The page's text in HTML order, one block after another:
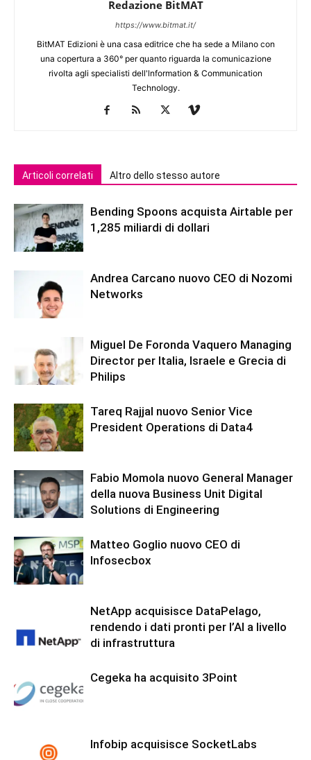
Redazione BitMAT
https://www.bitmat.it/
BitMAT Edizioni è una casa editrice che ha sede a Milano con
una copertura a 360° per quanto riguarda la comunicazione
rivolta agli specialisti dell'lnformation & Communication
Technology.
Articoli correlati Altro dello stesso autore
Bending Spoons acquista Airtable per
1,285 miliardi di dollari
Andrea Carcano nuovo CEO di Nozomi
Networks
Miguel De Foronda Vaquero Managing
Director per Italia, Israele e Grecia di
Philips
Tareq Rajjal nuovo Senior Vice
President Operations di Data4
Fabio Momola nuovo General Manager
della nuova Business Unit Digital
Solutions di Engineering
Matteo Goglio nuovo CEO di
Infosecbox
NetApp acquisisce DataPelago,
rendendo i dati pronti per l’AI a livello
di infrastruttura
Cegeka ha acquisito 3Point
Infobip acquisisce SocketLabs